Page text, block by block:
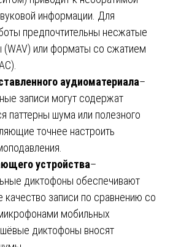
информации. Для
предпочтительны несжатые
или форматы со сжатием
аудиоматериала–
записи могут содержат
паттерны шума или полезного
точнее настроить
устройства–
диктофоны обеспечивают
записи по сравнению со
мобильных
диктофоны вносят